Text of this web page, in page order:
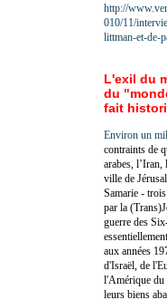
http://
010/11/
littman-et-de-
L'exil du
du
fait
Environ un
contraints de
arabes,
ville de
Samarie -
par la
guerre des
aux années
d'Israël, de
l'Amérique du
leurs biens